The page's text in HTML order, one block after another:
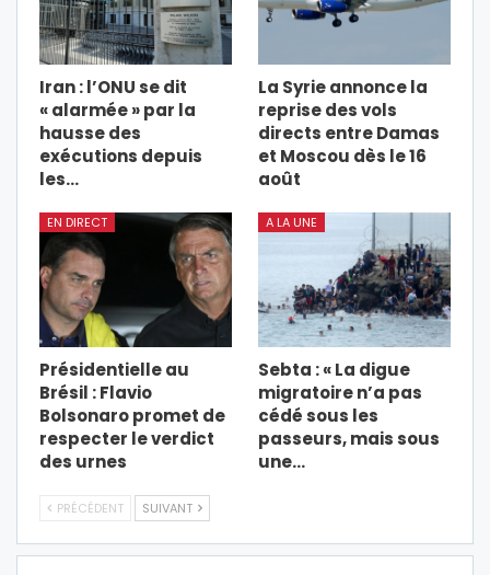
Iran : l’ONU se dit
« alarmée » par la
hausse des
exécutions depuis
les…
La Syrie annonce la
reprise des vols
directs entre Damas
et Moscou dès le 16
août
EN DIRECT
Présidentielle au
Brésil : Flavio
Bolsonaro promet de
respecter le verdict
des urnes
A LA UNE
Sebta : « La digue
migratoire n’a pas
cédé sous les
passeurs, mais sous
une…
PRÉCÉDENT SUIVANT